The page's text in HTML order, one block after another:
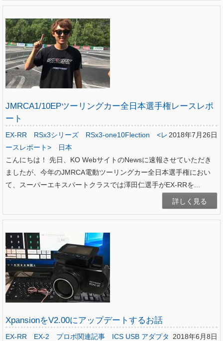
JMRCA1/10EPツーリングカー全日本選手権レースレポ
ート
2018年7月26日
EX-RR RSx3シリーズ RSx3-one10Flection
<レ
ースレポート>
日本
こんにちは！ 先日、KO WebサイトのNewsに速報させていただき
ましたが、今年のJMRCA電動ツーリングカー全日本選手権におい
て、スーパーエキスパートクラスでは澤田仁選手がEX-RRを...
詳しく見る
XpansionをV2.00にアップデートするお話
2018年6月8日
EX-RR EX-2 プロポ関連記事
ICS USB アダプタ